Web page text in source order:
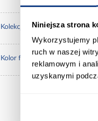
Niniejsza strona
Wykorzystujemy
ruch w naszej
reklamowym i
uzyskanymi
Kolekcja:
Kolor frontów: